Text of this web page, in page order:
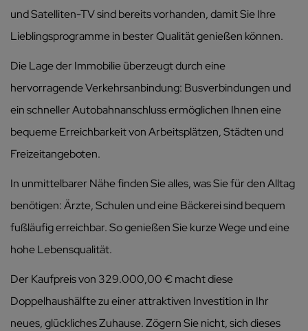
und Satelliten-TV sind bereits vorhanden, damit Sie Ihre
Lieblingsprogramme in bester Qualität genießen können.
Die Lage der Immobilie überzeugt durch eine
hervorragende Verkehrsanbindung: Busverbindungen und
ein schneller Autobahnanschluss ermöglichen Ihnen eine
bequeme Erreichbarkeit von Arbeitsplätzen, Städten und
Freizeitangeboten.
In unmittelbarer Nähe finden Sie alles, was Sie für den Alltag
benötigen: Ärzte, Schulen und eine Bäckerei sind bequem
fußläufig erreichbar. So genießen Sie kurze Wege und eine
hohe Lebensqualität.
Der Kaufpreis von 329.000,00 € macht diese
Doppelhaushälfte zu einer attraktiven Investition in Ihr
neues, glückliches Zuhause. Zögern Sie nicht, sich dieses